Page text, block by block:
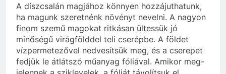
A díszcsalán magjához könnyen hozzájuthatunk,
ha magunk szeretnénk növényt nevelni. A nagyon
finom szemű magokat ritkásan ültessük jó
minőségű virágfölddel teli cserépbe. A földet
vízpermetezővel nedvesítsük meg, és a cserepet
fedjük le átlátszó műanyag fóliával. Amikor meg-